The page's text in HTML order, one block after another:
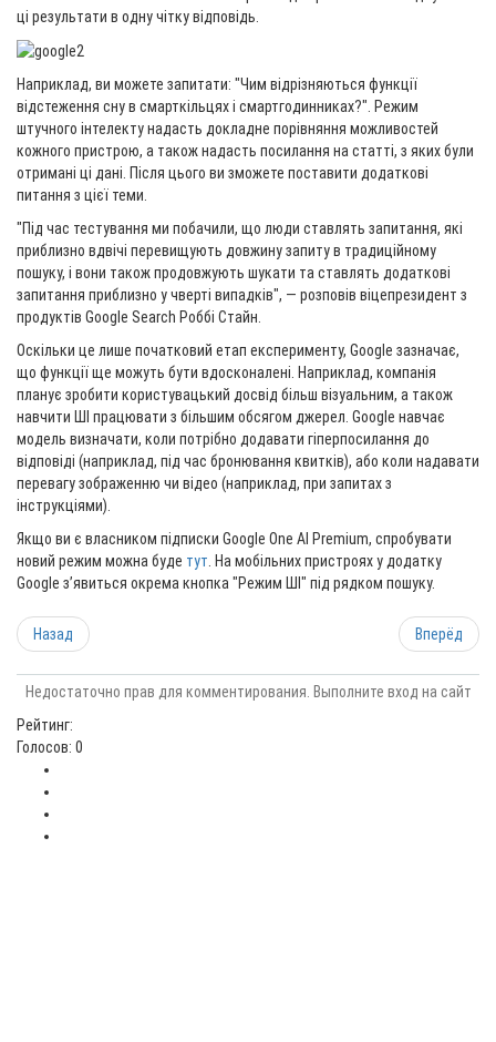
ці результати в одну чітку відповідь.
Наприклад, ви можете запитати: "Чим відрізняються функції
відстеження сну в смарткільцях і смартгодинниках?". Режим
штучного інтелекту надасть докладне порівняння можливостей
кожного пристрою, а також надасть посилання на статті, з яких були
отримані ці дані. Після цього ви зможете поставити додаткові
питання з цієї теми.
"Під час тестування ми побачили, що люди ставлять запитання, які
приблизно вдвічі перевищують довжину запиту в традиційному
пошуку, і вони також продовжують шукати та ставлять додаткові
запитання приблизно у чверті випадків", — розповів віцепрезидент з
продуктів Google Search Роббі Стайн.
Оскільки це лише початковий етап експерименту, Google зазначає,
що функції ще можуть бути вдосконалені. Наприклад, компанія
планує зробити користувацький досвід більш візуальним, а також
навчити ШІ працювати з більшим обсягом джерел. Google навчає
модель визначати, коли потрібно додавати гіперпосилання до
відповіді (наприклад, під час бронювання квитків), або коли надавати
перевагу зображенню чи відео (наприклад, при запитах з
інструкціями).
Якщо ви є власником підписки Google One AI Premium, спробувати
новий режим можна буде тут. На мобільних пристроях у додатку
Google з’явиться окрема кнопка "Режим ШІ" під рядком пошуку.
Назад Вперёд
Недостаточно прав для комментирования. Выполните вход на сайт
Рейтинг:
Голосов: 0